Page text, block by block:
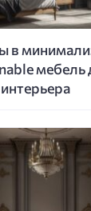
в
мебель